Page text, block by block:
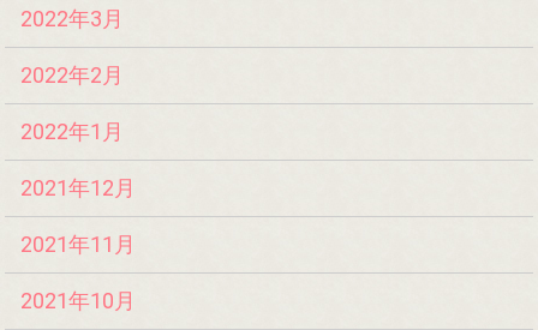
2022年3月
2022年2月
2022年1月
2021年12月
2021年11月
2021年10月